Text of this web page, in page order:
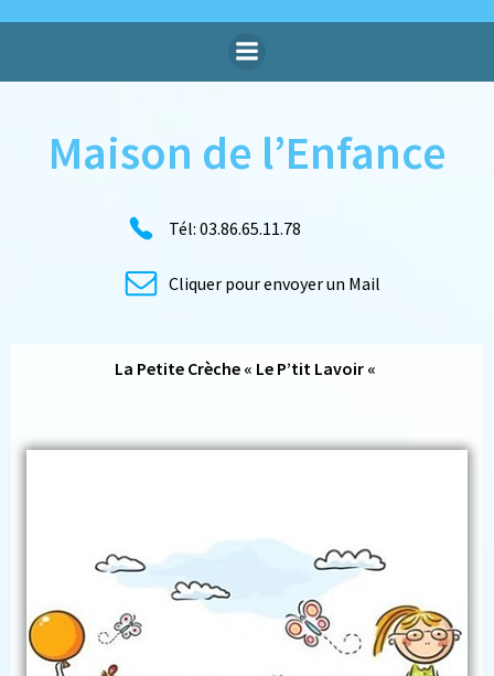
au
contenu
Maison de l’Enfance
Tél: 03.86.65.11.78
Cliquer pour envoyer un Mail
La Petite Crèche « Le P’tit Lavoir «